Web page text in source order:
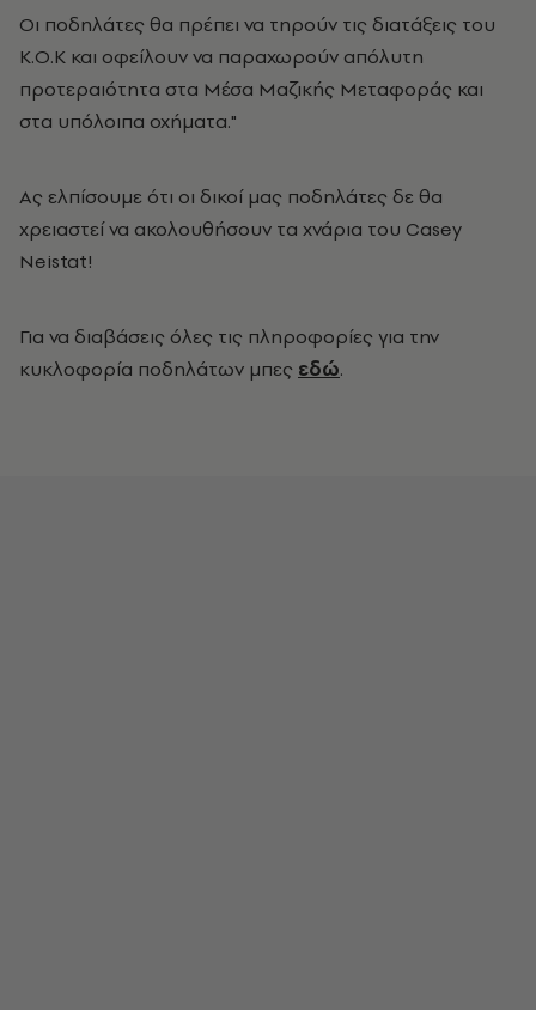
Οι ποδηλάτες θα πρέπει να τηρούν τις διατάξεις του
Κ.Ο.Κ και οφείλουν να παραχωρούν απόλυτη
προτεραιότητα στα Μέσα Μαζικής Μεταφοράς και
στα υπόλοιπα οχήματα."
Ας ελπίσουμε ότι οι δικοί μας ποδηλάτες δε θα
χρειαστεί να ακολουθήσουν τα χνάρια του Casey
Neistat!
Για να διαβάσεις όλες τις πληροφορίες για την
κυκλοφορία ποδηλάτων μπες εδώ.